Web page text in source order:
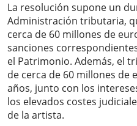
La resolución supone un
Administración tributaria,
cerca de 60 millones de
sanciones
el Patrimonio. Además, el
de cerca de 60 millones
años, junto con los
los elevados costes
de la artista.